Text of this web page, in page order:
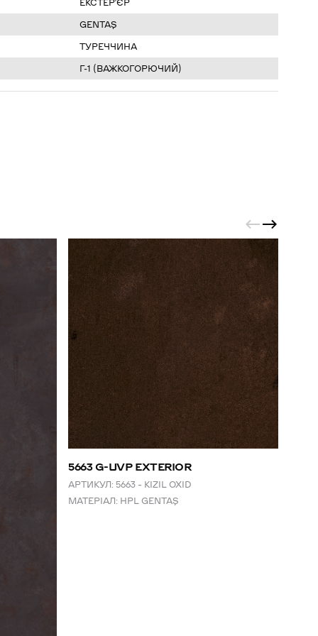
GENTAŞ
ТУРЕЧЧИНА
Г-1 (ВАЖКОГОРЮЧИЙ)
5663 G-UVP EXTERIOR
АРТИКУЛ: 5663 – KIZIL OXID
МАТЕРІАЛ: HPL GENTAŞ